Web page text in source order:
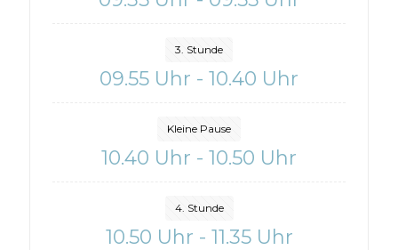
3. Stunde
09.55 Uhr - 10.40 Uhr
Kleine Pause
10.40 Uhr - 10.50 Uhr
4. Stunde
10.50 Uhr - 11.35 Uhr